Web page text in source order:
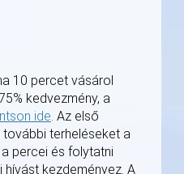
10 percet vásárol
kedvezmény, a
ide. Az első
terheléseket a
percei és folytatni
hívást kezdeményez. A